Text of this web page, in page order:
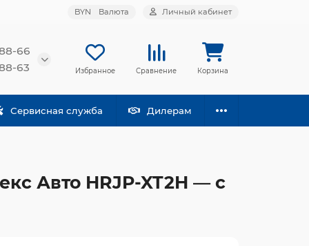
BYN Валюта Личный кабинет
66
63
Избранное Сравнение Корзина
Сервисная служба Дилерам
Авто HRJP-XT2H — с